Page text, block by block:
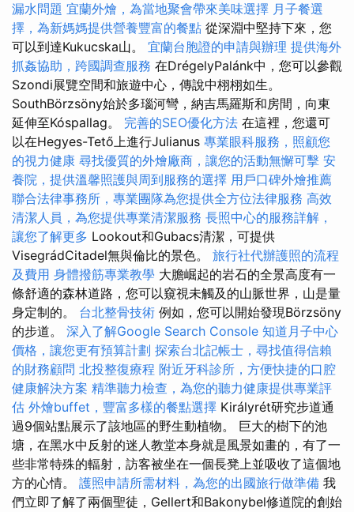
漏水問題 宜蘭外燴，為當地聚會帶來美味選擇 月子餐選
擇，為新媽媽提供營養豐富的餐點 從深淵中堅持下來，您
可以到達Kukucska山。 宜蘭台胞證的申請與辦理 提供海外
抓姦協助，跨國調查服務 在DrégelyPalánk中，您可以參觀
Szondi展覽空間和旅遊中心，傳說中栩栩如生。
SouthBörzsöny始於多瑙河彎，納吉馬羅斯和房間，向東
延伸至Kóspallag。 完善的SEO優化方法 在這裡，您還可
以在Hegyes-Tető上進行Julianus 專業眼科服務，照顧您
的視力健康 尋找優質的外燴廠商，讓您的活動無懈可擊 安
養院，提供溫馨照護與周到服務的選擇 用戶口碑外燴推薦
聯合法律事務所，專業團隊為您提供全方位法律服務 高效
清潔人員，為您提供專業清潔服務 長照中心的服務詳解，
讓您了解更多 Lookout和Gubacs清潔，可提供
VisegrádCitadel無與倫比的景色。 旅行社代辦護照的流程
及費用 身體撥筋專業教學 大膽崛起的岩石的全景高度有一
條舒適的森林道路，您可以窺視未觸及的山脈世界，山是量
身定制的。 台北整骨技術 例如，您可以開始發現Börzsöny
的步道。 深入了解Google Search Console 知道月子中心
價格，讓您更有預算計劃 探索台北記帳士，尋找值得信賴
的財務顧問 北投整復療程 附近牙科診所，方便快捷的口腔
健康解決方案 精準聽力檢查，為您的聽力健康提供專業評
估 外燴buffet，豐富多樣的餐點選擇 Királyrét研究步道通
過9個站點展示了該地區的野生動植物。 巨大的樹下的池
塘，在黑水中反射的迷人教堂本身就是風景如畫的，有了一
些非常特殊的輻射，訪客被坐在一個長凳上並吸收了這個地
方的心情。 護照申請所需材料，為您的出國旅行做準備 我
們立即了解了兩個聖徒，Gellert和Bakonybel修道院的創始